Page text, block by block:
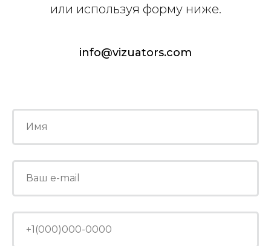
или используя форму ниже.
info@vizuators.com